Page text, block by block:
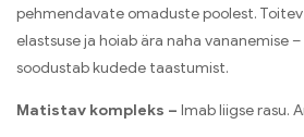
pehmendavate omaduste poolest.
elastsuse ja hoiab ära naha vananemise
soodustab kudede taastumist.
Matistav kompleks – Imab liigse rasu.